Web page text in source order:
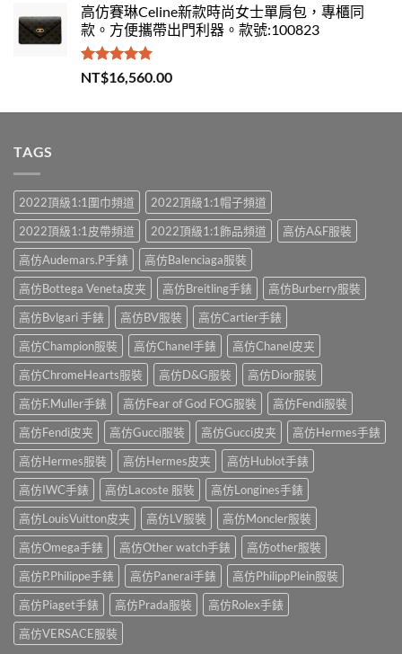
高仿賽琳Celine新款時尚女士單肩包，專櫃同
款。方便攜帶出門利器。款號:100823
評分5.00
滿分 5
NT$16,560.00
TAGS
2022頂級1:1圍巾頻道
2022頂級1:1帽子頻道
2022頂級1:1皮帶頻道
2022頂級1:1飾品頻道
高仿A&F服裝
高仿Audemars.P手錶
高仿Balenciaga服裝
高仿Bottega Veneta皮夹
高仿Breitling手錶
高仿Burberry服裝
高仿Bvlgari 手錶
高仿BV服裝
高仿Cartier手錶
高仿Champion服裝
高仿Chanel手錶
高仿Chanel皮夹
高仿ChromeHearts服裝
高仿D&G服裝
高仿Dior服裝
高仿F.Muller手錶
高仿Fear of God FOG服裝
高仿Fendi服裝
高仿Fendi皮夹
高仿Gucci服裝 高仿Gucci皮夹
高仿Hermes手錶
高仿Hermes服裝
高仿Hermes皮夹
高仿Hublot手錶
高仿IWC手錶
高仿Lacoste 服裝
高仿Longines手錶
高仿LouisVuitton皮夹
高仿LV服裝
高仿Moncler服裝
高仿Omega手錶
高仿Other watch手錶
高仿other服裝
高仿P.Philippe手錶
高仿Panerai手錶
高仿PhilippPlein服裝
高仿Piaget手錶
高仿Prada服裝
高仿Rolex手錶
高仿VERSACE服裝